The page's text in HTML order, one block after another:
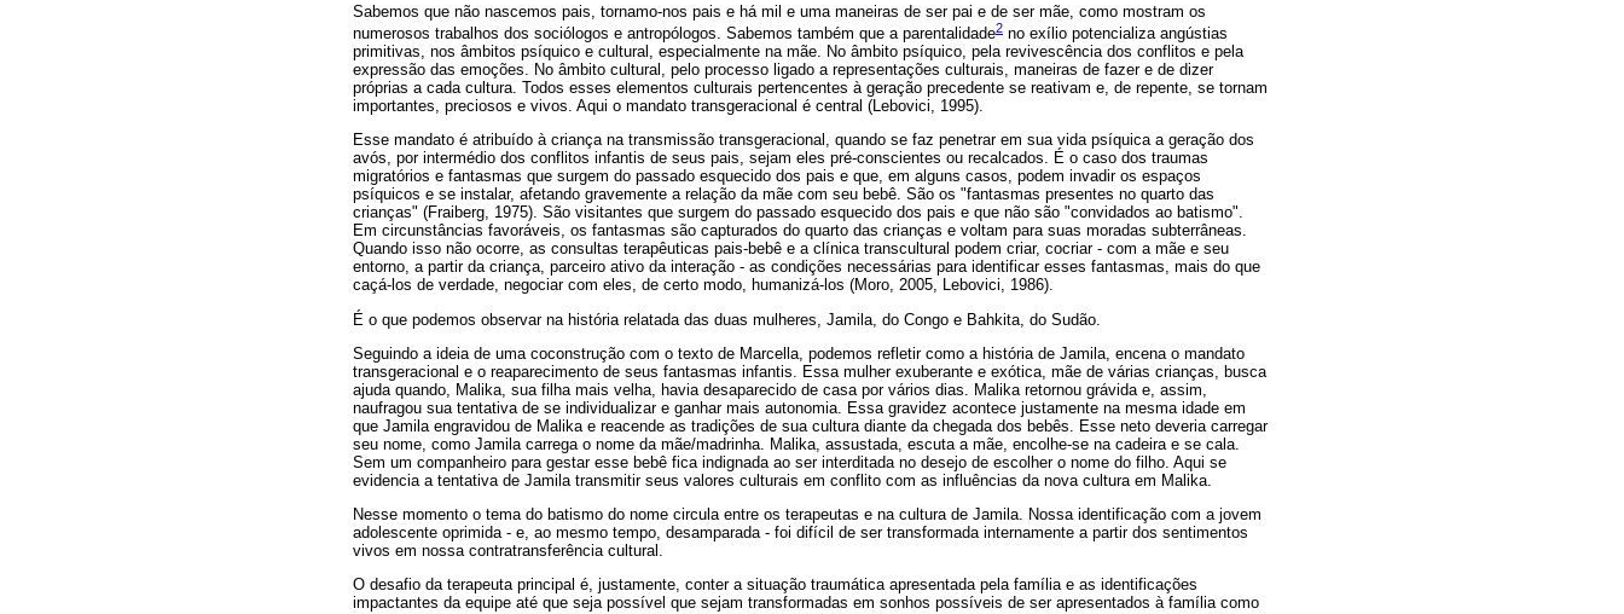
Sabemos que não nascemos pais, tornamo-nos pais e há mil e uma maneiras de ser pai e de ser mãe, como mostram os
numerosos trabalhos dos sociólogos e antropólogos. Sabemos também que a parentalidade2 no exílio potencializa angústias
primitivas, nos âmbitos psíquico e cultural, especialmente na mãe. No âmbito psíquico, pela revivescência dos conflitos e pela
expressão das emoções. No âmbito cultural, pelo processo ligado a representações culturais, maneiras de fazer e de dizer
próprias a cada cultura. Todos esses elementos culturais pertencentes à geração precedente se reativam e, de repente, se tornam
importantes, preciosos e vivos. Aqui o mandato transgeracional é central (Lebovici, 1995).
Esse mandato é atribuído à criança na transmissão transgeracional, quando se faz penetrar em sua vida psíquica a geração dos
avós, por intermédio dos conflitos infantis de seus pais, sejam eles pré-conscientes ou recalcados. É o caso dos traumas
migratórios e fantasmas que surgem do passado esquecido dos pais e que, em alguns casos, podem invadir os espaços
psíquicos e se instalar, afetando gravemente a relação da mãe com seu bebê. São os "fantasmas presentes no quarto das
crianças" (Fraiberg, 1975). São visitantes que surgem do passado esquecido dos pais e que não são "convidados ao batismo".
Em circunstâncias favoráveis, os fantasmas são capturados do quarto das crianças e voltam para suas moradas subterrâneas.
Quando isso não ocorre, as consultas terapêuticas pais-bebê e a clínica transcultural podem criar, cocriar - com a mãe e seu
entorno, a partir da criança, parceiro ativo da interação - as condições necessárias para identificar esses fantasmas, mais do que
caçá-los de verdade, negociar com eles, de certo modo, humanizá-los (Moro, 2005, Lebovici, 1986).
É o que podemos observar na história relatada das duas mulheres, Jamila, do Congo e Bahkita, do Sudão.
Seguindo a ideia de uma coconstrução com o texto de Marcella, podemos refletir como a história de Jamila, encena o mandato
transgeracional e o reaparecimento de seus fantasmas infantis. Essa mulher exuberante e exótica, mãe de várias crianças, busca
ajuda quando, Malika, sua filha mais velha, havia desaparecido de casa por vários dias. Malika retornou grávida e, assim,
naufragou sua tentativa de se individualizar e ganhar mais autonomia. Essa gravidez acontece justamente na mesma idade em
que Jamila engravidou de Malika e reacende as tradições de sua cultura diante da chegada dos bebês. Esse neto deveria carregar
seu nome, como Jamila carrega o nome da mãe/madrinha. Malika, assustada, escuta a mãe, encolhe-se na cadeira e se cala.
Sem um companheiro para gestar esse bebê fica indignada ao ser interditada no desejo de escolher o nome do filho. Aqui se
evidencia a tentativa de Jamila transmitir seus valores culturais em conflito com as influências da nova cultura em Malika.
Nesse momento o tema do batismo do nome circula entre os terapeutas e na cultura de Jamila. Nossa identificação com a jovem
adolescente oprimida - e, ao mesmo tempo, desamparada - foi difícil de ser transformada internamente a partir dos sentimentos
vivos em nossa contratransferência cultural.
O desafio da terapeuta principal é, justamente, conter a situação traumática apresentada pela família e as identificações
impactantes da equipe até que seja possível que sejam transformadas em sonhos possíveis de ser apresentados à família como